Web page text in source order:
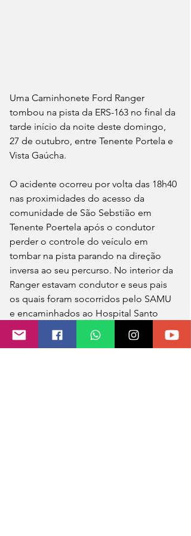
Uma Caminhonete Ford Ranger
tombou na pista da ERS-163 no final da
tarde início da noite deste domingo,
27 de outubro, entre Tenente Portela e
Vista Gaúcha.
O acidente ocorreu por volta das 18h40
nas proximidades do acesso da
comunidade de São Sebstião em
Tenente Poertela após o condutor
perder o controle do veículo em
tombar na pista parando na direção
inversa ao seu percurso. No interior da
Ranger estavam condutor e seus pais
os quais foram socorridos pelo SAMU
e encaminhados ao Hospital Santo
Antônio para atendimento. O condutor
sofreu ferimento em uma das pernas e